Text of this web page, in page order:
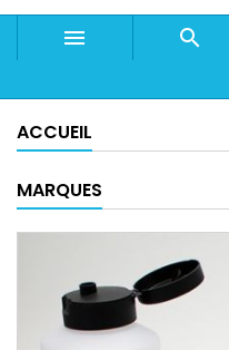
 
ACCUEIL
MARQUES